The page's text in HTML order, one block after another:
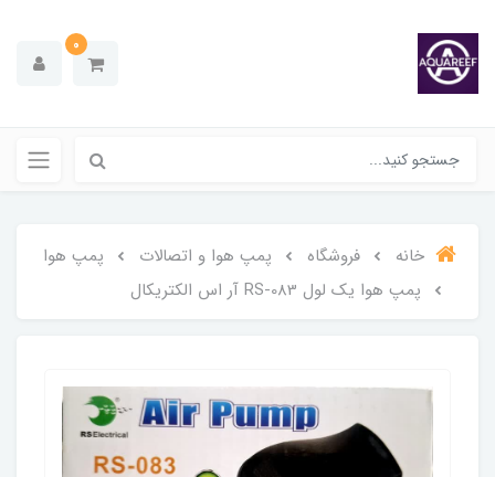
0
خانه فروشگاه پمپ هوا و اتصالات
پمپ هوا
پمپ هوا یک لول RS-083 آر اس الکتریکال